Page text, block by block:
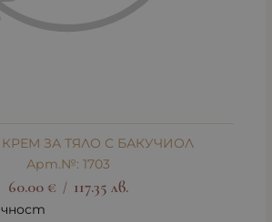
ЗА ТЯЛО С БАКУЧИОЛ
Арт.№: 1703
60.00 € / 117.35 лв.